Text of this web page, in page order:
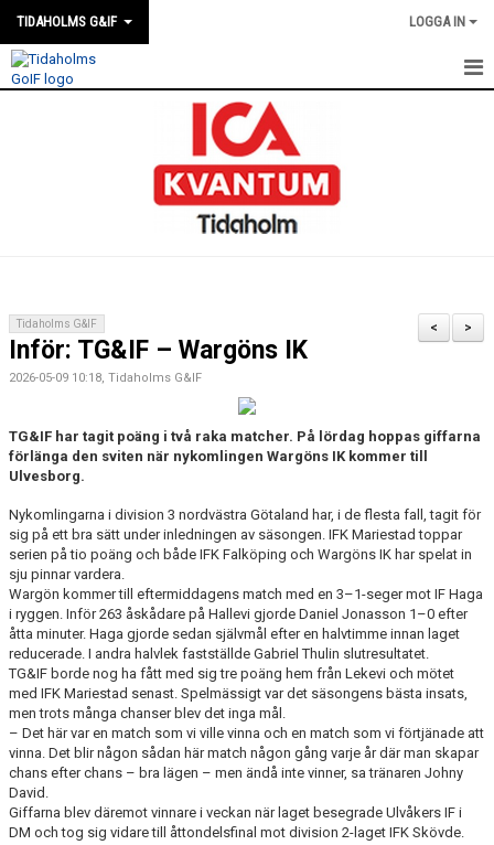
TIDAHOLMS G&IF LOGGA IN
FÖRENINGEN
GAMLA GIFFS TORSDAGSTRÄFFAR
CUPER ARBETSBESKRIVNING
PLANSCHEMA
>
<
Tidaholms G&IF
Inför: TG&IF – Wargöns IK
2026-05-09 10:18, Tidaholms G&IF
TG&IF har tagit poäng i två raka matcher. På lördag hoppas giffarna
förlänga den sviten när nykomlingen Wargöns IK kommer till
Ulvesborg.
Nykomlingarna i division 3 nordvästra Götaland har, i de flesta fall, tagit för
sig på ett bra sätt under inledningen av säsongen. IFK Mariestad toppar
serien på tio poäng och både IFK Falköping och Wargöns IK har spelat in
sju pinnar vardera.
Wargön kommer till eftermiddagens match med en 3–1-seger mot IF Haga
i ryggen. Inför 263 åskådare på Hallevi gjorde Daniel Jonasson 1–0 efter
åtta minuter. Haga gjorde sedan självmål efter en halvtimme innan laget
reducerade. I andra halvlek fastställde Gabriel Thulin slutresultatet.
TG&IF borde nog ha fått med sig tre poäng hem från Lekevi och mötet
med IFK Mariestad senast. Spelmässigt var det säsongens bästa insats,
men trots många chanser blev det inga mål.
– Det här var en match som vi ville vinna och en match som vi förtjänade att
vinna. Det blir någon sådan här match någon gång varje år där man skapar
chans efter chans – bra lägen – men ändå inte vinner, sa tränaren Johny
David.
Giffarna blev däremot vinnare i veckan när laget besegrade Ulvåkers IF i
DM och tog sig vidare till åttondelsfinal mot division 2-laget IFK Skövde.